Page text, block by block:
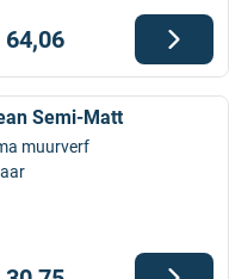
64,06
Semi-Matt
muurverf